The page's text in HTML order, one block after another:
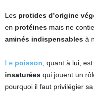
Les protides d’origine
en protéines mais ne
aminés indispensables à
Le poisson , quant à lui,
insaturées qui jouent un
pourquoi il faut privilégier sa